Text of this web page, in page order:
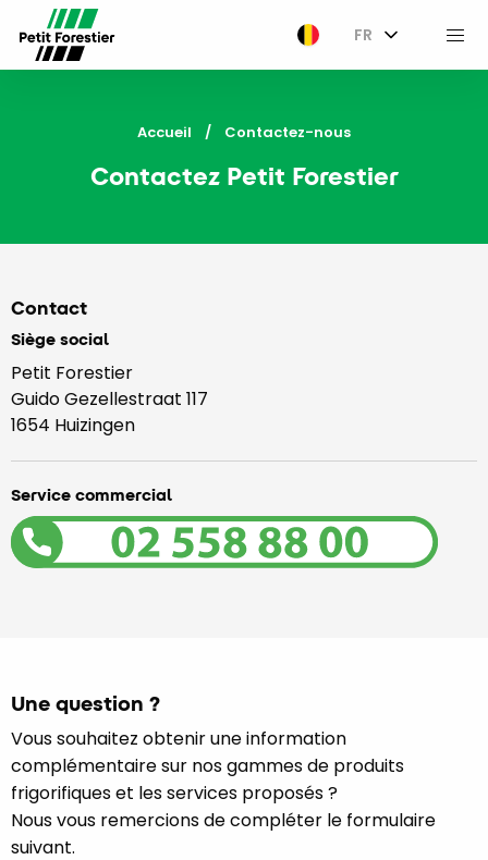
FR
Accueil Current:
Contactez-nous
Contactez Petit Forestier
Contact
Siège social
Petit Forestier
Guido Gezellestraat 117
1654 Huizingen
Service commercial
Une question ?
Vous souhaitez obtenir une information
complémentaire sur nos gammes de produits
frigorifiques et les services proposés ?
Nous vous remercions de compléter le formulaire
suivant.